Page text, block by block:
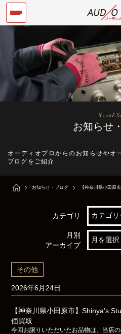
お知らせ
オーディオプロからのお知らせやオ
ブログをご紹介
お知らせ・ブログ 【神奈川県小田原
カテゴリ
月別
アーカイブ
その他
2026年6月24日
【神奈川県小田原市】Shinya’s
価買取
今回お譲りいただいたお品物は、当店